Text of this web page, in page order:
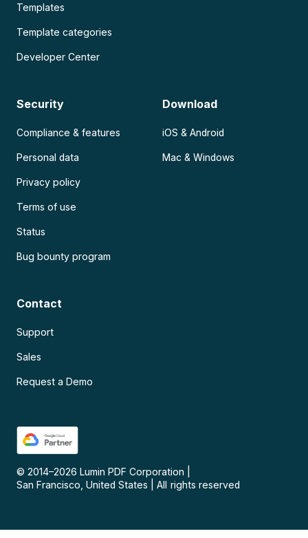
Templates
Template categories
Developer Center
Security
Compliance & features
Personal data
Privacy policy
Terms of use
Status
Bug bounty program
Download
iOS & Android
Mac & Windows
Contact
Support
Sales
Request a Demo
© 2014–2026 Lumin PDF Corporation
San Francisco, United States
All rights reserved